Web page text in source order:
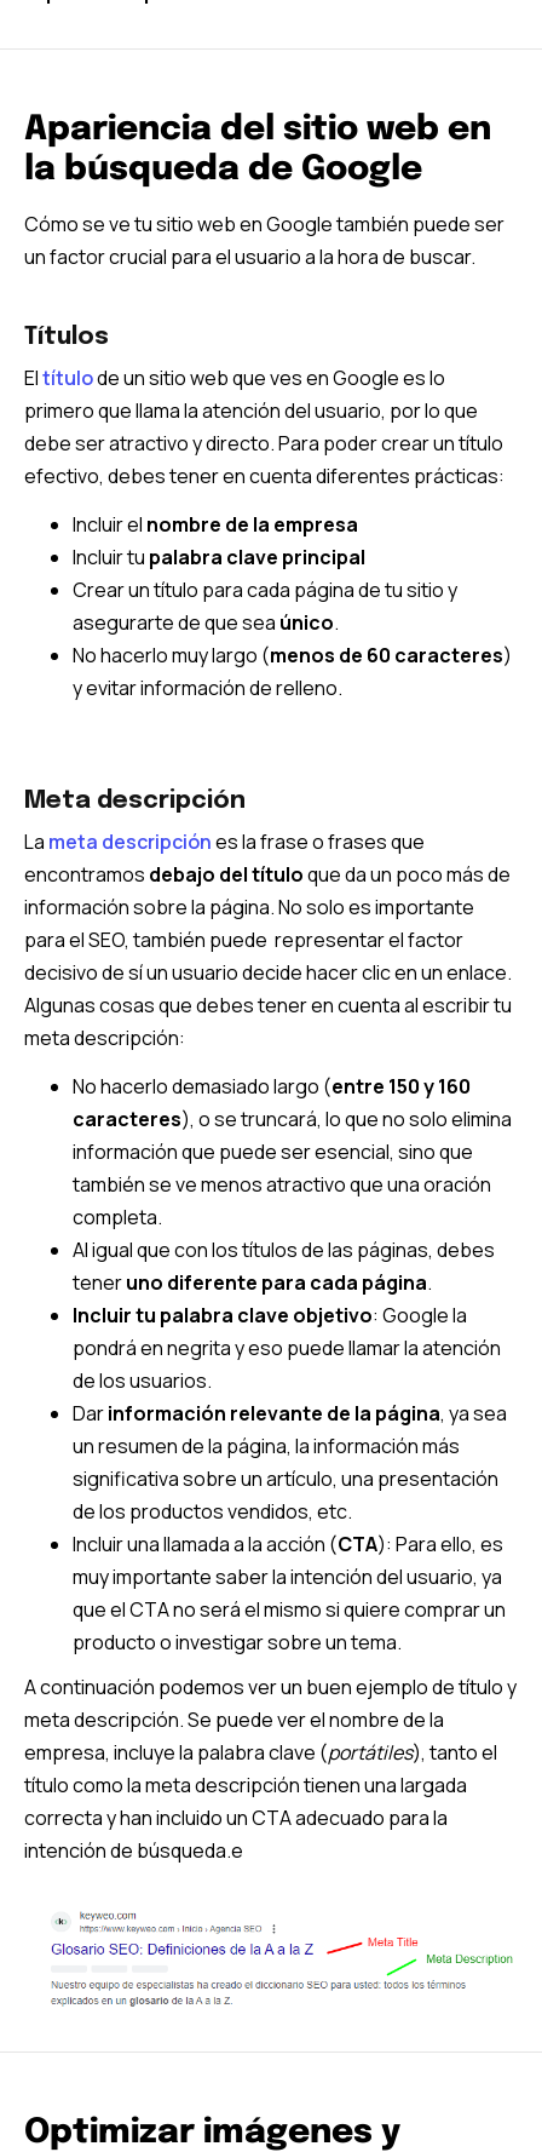
Apariencia del sitio web en
la búsqueda de Google
Cómo se ve tu sitio web en Google también puede ser
un factor crucial para el usuario a la hora de buscar.
Títulos
Eltítulode un sitio web que ves en Google es lo
primero que llama la atención del usuario, por lo que
debe ser atractivo y directo. Para poder crear un título
efectivo, debes tener en cuenta diferentes prácticas:
Incluir el nombre de la empresa
Incluir tu palabra clave principal
Crear un título para cada página de tu sitio y
asegurarte de que sea único.
No hacerlo muy largo (menos de 60 caracteres)
y evitar información de relleno.
Meta descripción
La meta descripciónes la frase o frases que
encontramos debajo del títuloque da un poco más de
información sobre la página. No solo es importante
para el SEO, también puede representar el factor
decisivo de sí un usuario decide hacer clic en un enlace.
Algunas cosas que debes tener en cuenta al escribir tu
meta descripción:
No hacerlo demasiado largo (entre 150 y 160
caracteres), o se truncará, lo que no solo elimina
información que puede ser esencial, sino que
también se ve menos atractivo que una oración
completa.
Al igual que con los títulos de las páginas, debes
teneruno diferente para cada página.
Incluir tu palabra clave objetivo: Google la
pondrá en negrita y eso puede llamar la atención
de los usuarios.
Darinformación relevante de la página, ya sea
un resumen de la página, la información más
significativa sobre un artículo, una presentación
de los productos vendidos, etc.
Incluir una llamada a la acción (CTA): Para ello, es
muy importante saber la intención del usuario, ya
que el CTA no será el mismo si quiere comprar un
producto o investigar sobre un tema.
A continuación podemos ver un buen ejemplo de título y
meta descripción. Se puede ver el nombre de la
empresa, incluye la palabra clave (portátiles), tanto el
título como la meta descripción tienen una largada
correcta y han incluido un CTA adecuado para la
intención de búsqueda.e
Optimizar imágenes y